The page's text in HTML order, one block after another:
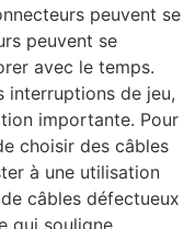
peuvent se
peuvent se
avec le temps.
interruptions de jeu,
importante. Pour
choisir des câbles
à une utilisation
câbles défectueux
qui souligne